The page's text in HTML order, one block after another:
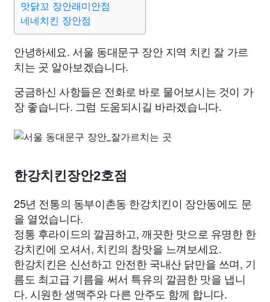
맛닭꼬 장안래미안점
네네치킨 장안점
안녕하세요. 서울 동대문구 장안 지역 치킨 잘 가르
치는 곳 알아보겠습니다.
궁금하신 사항들은 전화로 바로 물어보시는 것이 가
장 좋습니다. 그럼 도움되시길 바라겠습니다.
한강치킨장안2호점
25년 전통의 동부이촌동 한강치킨이 장안동에도 문
을 열었습니다.
정통 후라이드의 깔끔하고, 깨끗한 맛으로 유명한 한
강치킨에 오셔서, 치킨의 참맛을 느껴보세요.
한강치킨은 신선하고 안전한 국내산 닭만을 쓰며, 기
름도 최고급 기름을 써서 특유의 깔끔한 맛을 냅니
다. 시원한 생맥주와 다른 안주도 함께 합니다.